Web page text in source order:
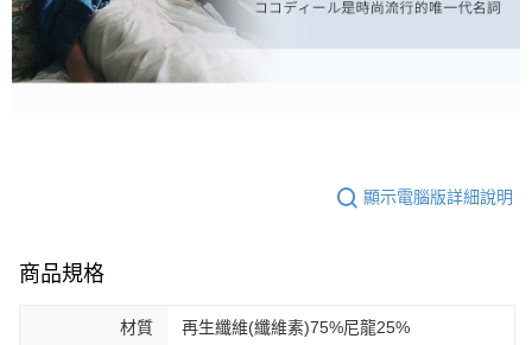
顯示電腦版詳細說明
商品規格
材質 再生纖維(纖維素)75%尼龍25%